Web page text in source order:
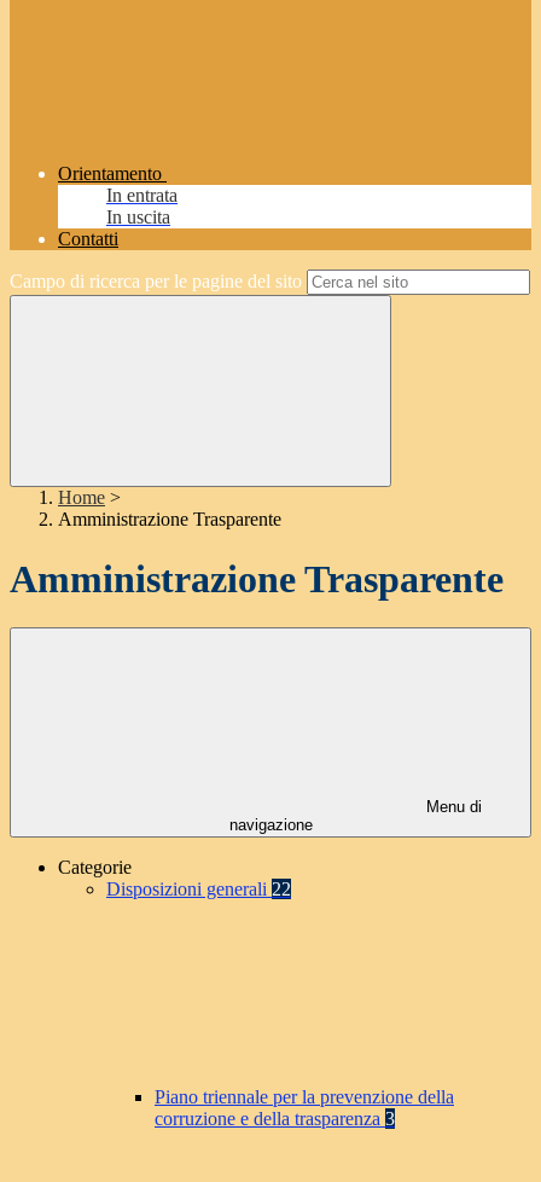
Orientamento
In entrata
In uscita
Contatti
Campo di ricerca per le pagine del sito
Home >
Amministrazione Trasparente
Amministrazione Trasparente
Menu di
navigazione
Categorie
Disposizioni generali 22
Piano triennale per la prevenzione della
corruzione e della trasparenza 3